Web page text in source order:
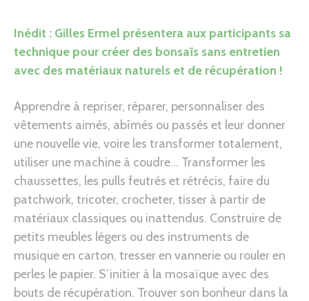
Inédit : Gilles Ermel présentera aux participants sa
technique pour créer des bonsaïs sans entretien
avec des matériaux naturels et de récupération !
Apprendre à repriser, réparer, personnaliser des
vêtements aimés, abîmés ou passés et leur donner
une nouvelle vie, voire les transformer totalement,
utiliser une machine à coudre… Transformer les
chaussettes, les pulls feutrés et rétrécis, faire du
patchwork, tricoter, crocheter, tisser à partir de
matériaux classiques ou inattendus. Construire de
petits meubles légers ou des instruments de
musique en carton, tresser en vannerie ou rouler en
perles le papier. S’initier à la mosaïque avec des
bouts de récupération. Trouver son bonheur dans la